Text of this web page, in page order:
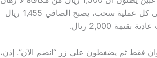
تبدو جيدة، لكن إذا أضفت إلى ذلك عمولة 3% على كل عملية سحب، يصبح الصافي 1,455 ريال
2,000 ريال.
فقط ثم يضغطون على زر “انضم الآن”. إذن،